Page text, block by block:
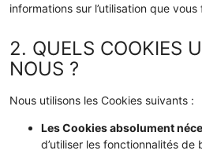
informations sur l’utilisation que
2. QUELS COOKIES
NOUS ?
Nous utilisons les Cookies suivants :
Les Cookies absolument
d’utiliser les fonctionnalités de